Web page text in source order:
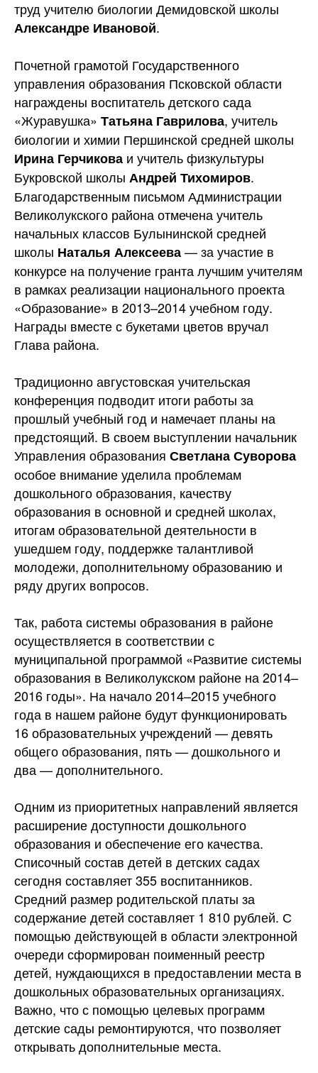
труд учителю биологии Демидовской школы
Александре Ивановой.
Почетной грамотой Государственного
управления образования Псковской области
награждены воспитатель детского сада
«Журавушка» Татьяна Гаврилова, учитель
биологии и химии Першинской средней школы
Ирина Герчикова и учитель физкультуры
Букровской школы Андрей Тихомиров.
Благодарственным письмом Администрации
Великолукского района отмечена учитель
начальных классов Булынинской средней
школы Наталья Алексеева— за участие в
конкурсе на получение гранта лучшим учителям
в рамках реализации национального проекта
«Образование» в 2013–2014 учебном году.
Награды вместе с букетами цветов вручал
Глава района.
Традиционно августовская учительская
конференция подводит итоги работы за
прошлый учебный год и намечает планы на
предстоящий. В своем выступлении начальник
Управления образования Светлана Суворова
особое внимание уделила проблемам
дошкольного образования, качеству
образования в основной и средней школах,
итогам образовательной деятельности в
ушедшем году, поддержке талантливой
молодежи, дополнительному образованию и
ряду других вопросов.
Так, работа системы образования в районе
осуществляется в соответствии с
муниципальной программой «Развитие системы
образования в Великолукском районе на 2014–
2016 годы». На начало 2014–2015 учебного
года в нашем районе будут функционировать
16 образовательных учреждений — девять
общего образования, пять — дошкольного и
два — дополнительного.
Одним из приоритетных направлений является
расширение доступности дошкольного
образования и обеспечение его качества.
Списочный состав детей в детских садах
сегодня составляет 355 воспитанников.
Средний размер родительской платы за
содержание детей составляет 1 810 рублей. С
помощью действующей в области электронной
очереди сформирован поименный реестр
детей, нуждающихся в предоставлении места в
дошкольных образовательных организациях.
Важно, что с помощью целевых программ
детские сады ремонтируются, что позволяет
открывать дополнительные места.